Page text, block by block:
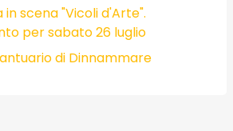
in scena "Vicoli d'Arte".
per sabato 26 luglio
di Dinnammare